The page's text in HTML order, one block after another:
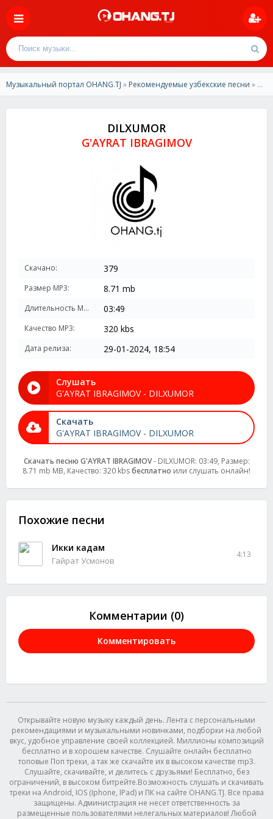
Музыкальный портал OHANG.TJ » Рекомендуемые узбекские песни » G'AYRAT IBRAGIMOV - DILXUMOR
DILXUMOR
G'AYRAT IBRAGIMOV
Скачано: 379
Размер MP3: 8.71 mb
Длительность MP3: 03:49
Качество MP3: 320 kbs
Дата релиза: 29-01-2024, 18:54
Слушать
G'AYRAT IBRAGIMOV - DILXUMOR
Скачать
G'AYRAT IBRAGIMOV - DILXUMOR
Скачать песню G'AYRAT IBRAGIMOV- DILXUMOR: 03:49, Размер:
8.71 mb MB, Качество: 320 kbsбесплатно или слушать онлайн!
Похожие песни
Икки кадам
Гайрат Усмонов
4:13
Комментарии (0)
Комментировать
Открывайте новую музыку каждый день. Лента с персональными
рекомендациями и музыкальными новинками, подборки на любой
вкус, удобное управление своей коллекцией. Миллионы композиций
бесплатно и в хорошем качестве. Слушайте онлайн бесплатно
топовые Поп треки, а так же скачайте их в высоком качестве mp3.
Слушайте, скачивайте, и делитесь с друзьями! Бесплатно, без
ограничений, в высоком битрейте.Возможность слушать и скачивать
треки на Android, IOS (Iphone, IPad) и ПК на сайте OHANG.TJ. Все права
защищены. Администрация не несет ответственность за
размещенные пользователями нелегальных материалов! Любой